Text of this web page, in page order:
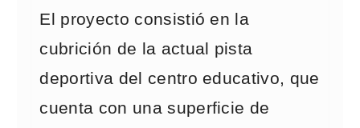
El proyecto consistió en la
cubrición de la actual pista
deportiva del centro educativo, que
cuenta con una superficie de